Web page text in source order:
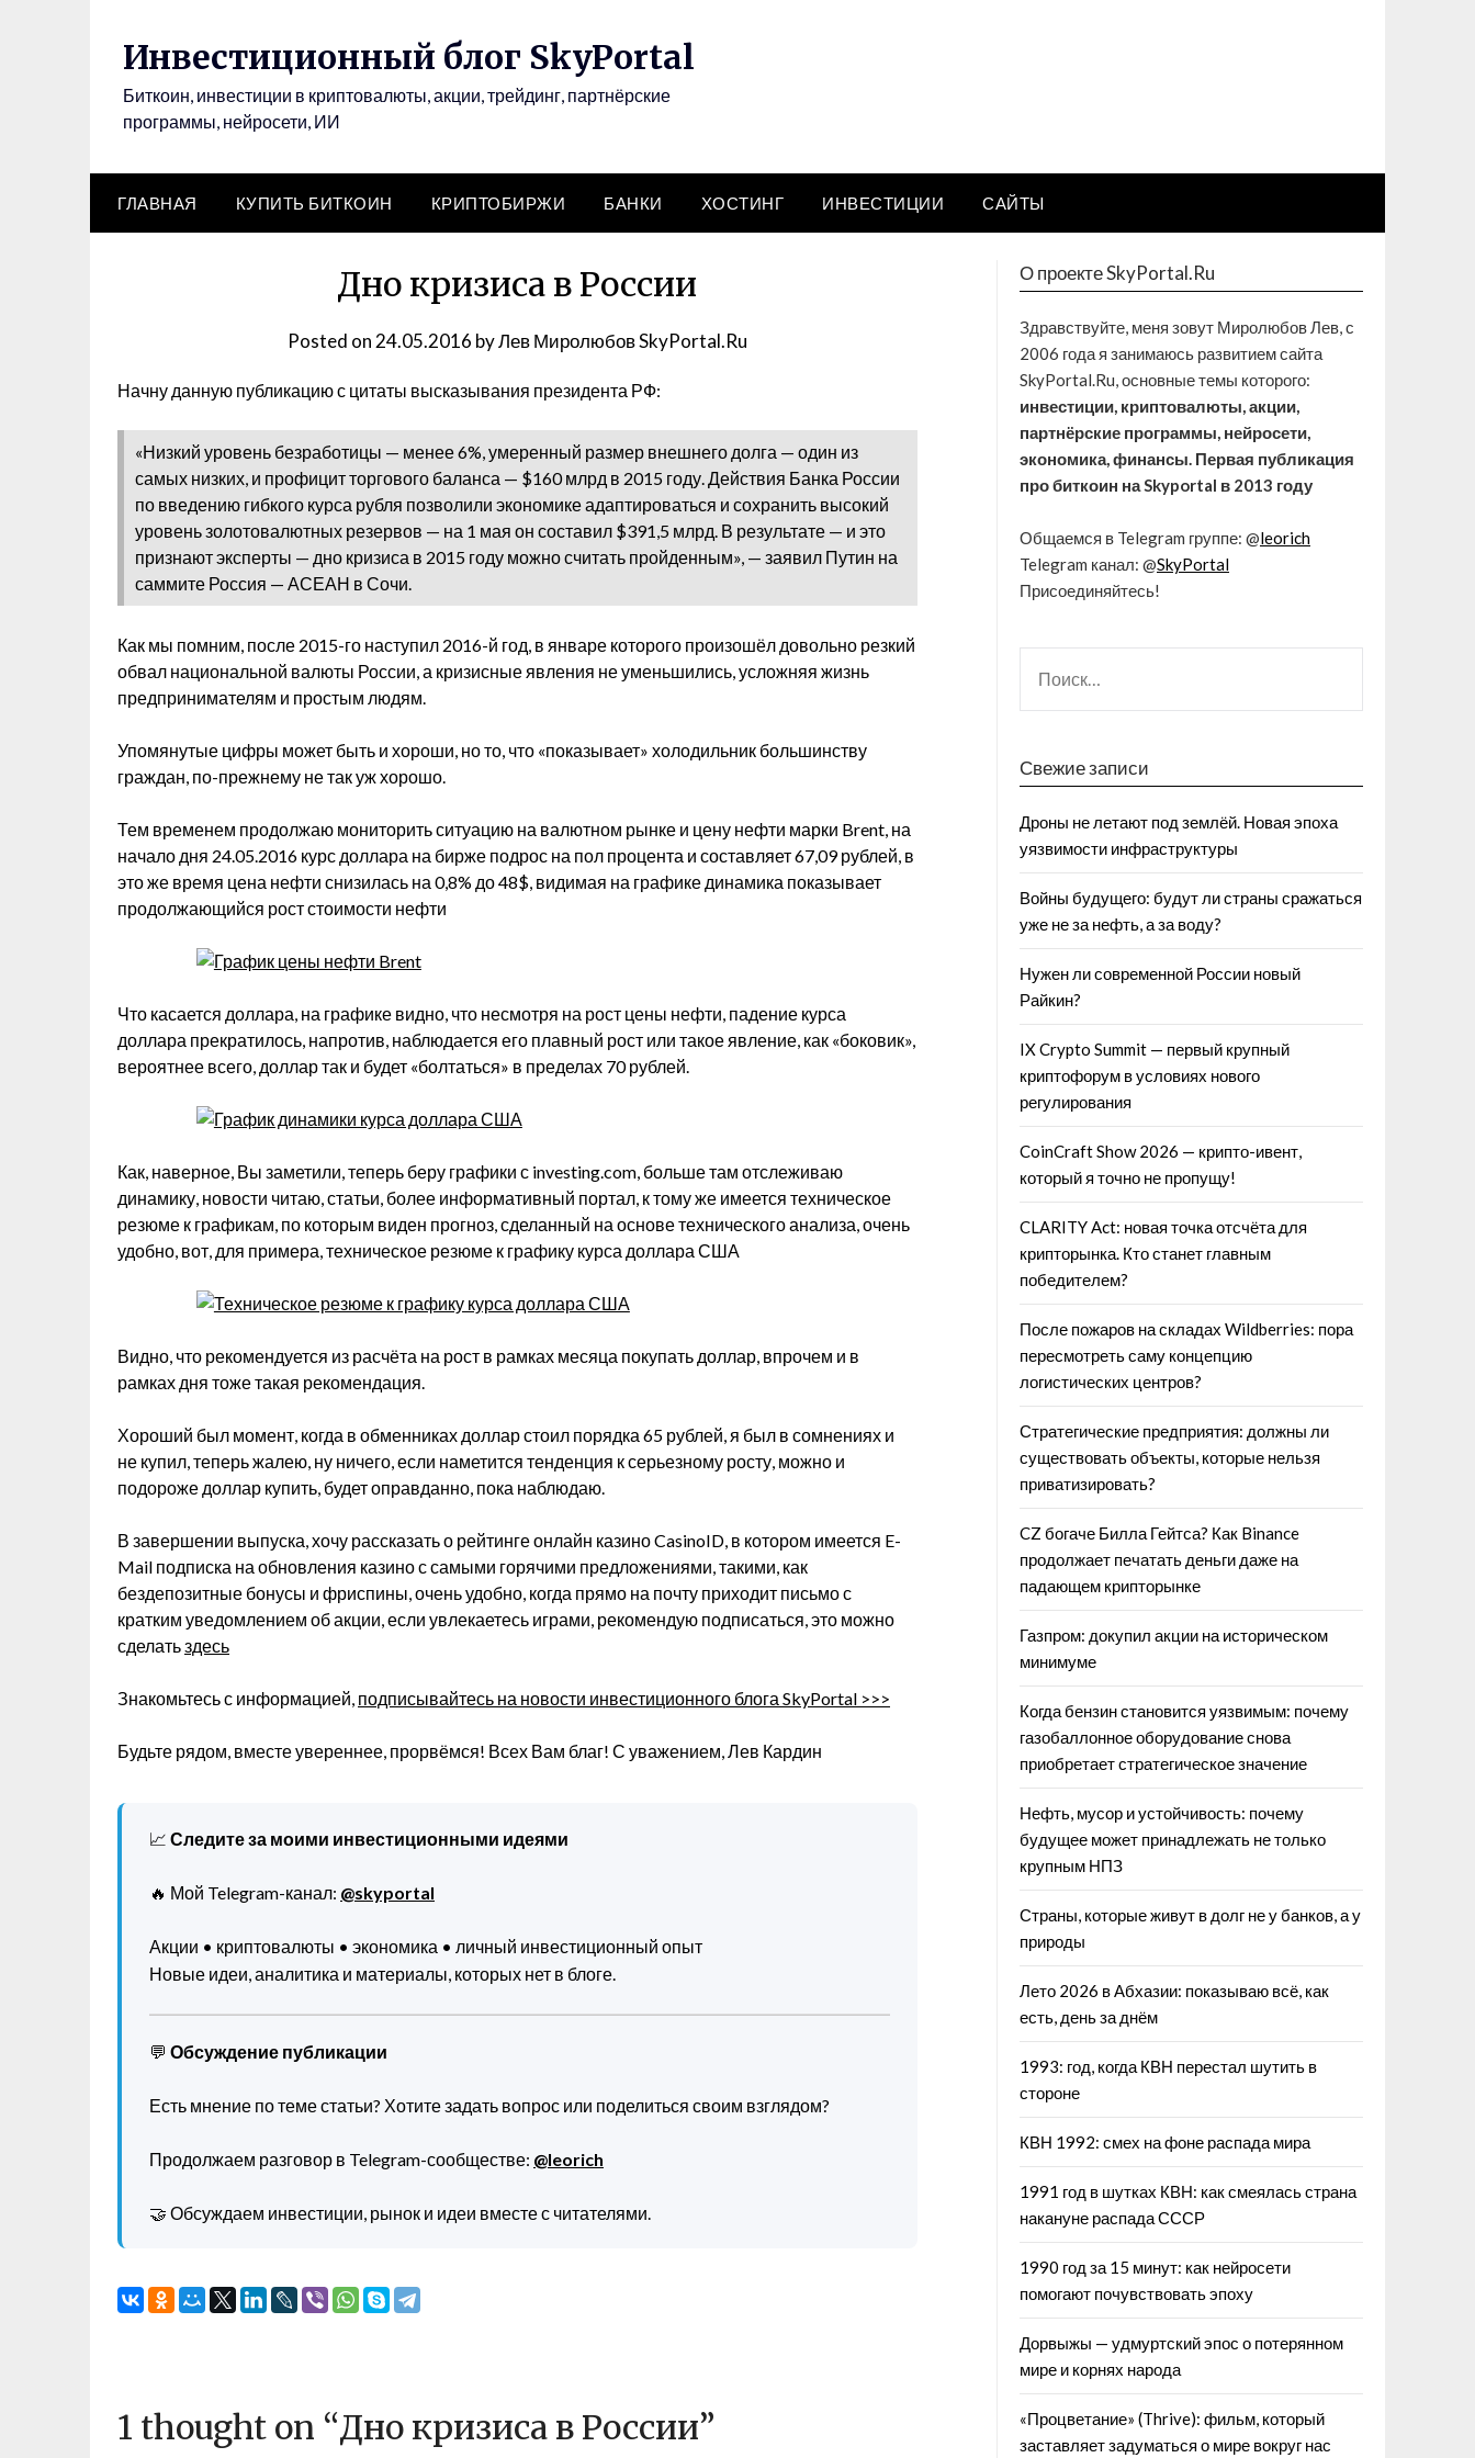
Инвестиционный блог SkyPortal
Биткоин, инвестиции в криптовалюты, акции, трейдинг, партнёрские
программы, нейросети, ИИ
ГЛАВНАЯ КУПИТЬ БИТКОИН КРИПТОБИРЖИ БАНКИ ХОСТИНГ ИНВЕСТИЦИИ САЙТЫ
Дно кризиса в России
Posted on 24.05.2016 byЛев Миролюбов SkyPortal.Ru
Начну данную публикацию с цитаты высказывания президента РФ:
«Низкий уровень безработицы — менее 6%, умеренный размер внешнего долга — один из
самых низких, и профицит торгового баланса — $160 млрд в 2015 году. Действия Банка России
по введению гибкого курса рубля позволили экономике адаптироваться и сохранить высокий
уровень золотовалютных резервов — на 1 мая он составил $391,5 млрд. В результате — и это
признают эксперты — дно кризиса в 2015 году можно считать пройденным», — заявил Путин на
саммите Россия — АСЕАН в Сочи.
Как мы помним, после 2015-го наступил 2016-й год, в январе которого произошёл довольно резкий
обвал национальной валюты России, а кризисные явления не уменьшились, усложняя жизнь
предпринимателям и простым людям.
Упомянутые цифры может быть и хороши, но то, что «показывает» холодильник большинству
граждан, по-прежнему не так уж хорошо.
Тем временем продолжаю мониторить ситуацию на валютном рынке и цену нефти марки Brent, на
начало дня 24.05.2016 курс доллара на бирже подрос на пол процента и составляет 67,09 рублей, в
это же время цена нефти снизилась на 0,8% до 48$, видимая на графике динамика показывает
продолжающийся рост стоимости нефти
Что касается доллара, на графике видно, что несмотря на рост цены нефти, падение курса
доллара прекратилось, напротив, наблюдается его плавный рост или такое явление, как «боковик»,
вероятнее всего, доллар так и будет «болтаться» в пределах 70 рублей.
Как, наверное, Вы заметили, теперь беру графики с investing.com, больше там отслеживаю
динамику, новости читаю, статьи, более информативный портал, к тому же имеется техническое
резюме к графикам, по которым виден прогноз, сделанный на основе технического анализа, очень
удобно, вот, для примера, техническое резюме к графику курса доллара США
Видно, что рекомендуется из расчёта на рост в рамках месяца покупать доллар, впрочем и в
рамках дня тоже такая рекомендация.
Хороший был момент, когда в обменниках доллар стоил порядка 65 рублей, я был в сомнениях и
не купил, теперь жалею, ну ничего, если наметится тенденция к серьезному росту, можно и
подороже доллар купить, будет оправданно, пока наблюдаю.
В завершении выпуска, хочу рассказать о рейтинге онлайн казино CasinoID, в котором имеется E-
Mail подписка на обновления казино с самыми горячими предложениями, такими, как
бездепозитные бонусы и фриспины, очень удобно, когда прямо на почту приходит письмо с
кратким уведомлением об акции, если увлекаетесь играми, рекомендую подписаться, это можно
сделатьздесь
Знакомьтесь с информацией, подписывайтесь на новости инвестиционного блога SkyPortal >>>
Будьте рядом, вместе увереннее, прорвёмся! Всех Вам благ! С уважением, Лев Кардин
📈 Следите за моими инвестиционными идеями
🔥 Мой Telegram-канал: @skyportal
Акции • криптовалюты • экономика • личный инвестиционный опыт
Новые идеи, аналитика и материалы, которых нет в блоге.
💬 Обсуждение публикации
Есть мнение по теме статьи? Хотите задать вопрос или поделиться своим взглядом?
Продолжаем разговор в Telegram-сообществе: @leorich
🤝 Обсуждаем инвестиции, рынок и идеи вместе с читателями.
1 thought on “Дно кризиса в России”
О проекте SkyPortal.Ru
Здравствуйте, меня зовут Миролюбов Лев, с
2006 года я занимаюсь развитием сайта
SkyPortal.Ru, основные темы которого:
инвестиции, криптовалюты, акции,
партнёрские программы, нейросети,
экономика, финансы. Первая публикация
про биткоин на Skyportal в 2013 году
Общаемся в Telegram группе: @leorich
Telegram канал: @SkyPortal
Присоединяйтесь!
Свежие записи
Дроны не летают под землёй. Новая эпоха
уязвимости инфраструктуры
Войны будущего: будут ли страны сражаться
уже не за нефть, а за воду?
Нужен ли современной России новый
Райкин?
IX Crypto Summit — первый крупный
криптофорум в условиях нового
регулирования
CoinCraft Show 2026 — крипто-ивент,
который я точно не пропущу!
CLARITY Act: новая точка отсчёта для
крипторынка. Кто станет главным
победителем?
После пожаров на складах Wildberries: пора
пересмотреть саму концепцию
логистических центров?
Стратегические предприятия: должны ли
существовать объекты, которые нельзя
приватизировать?
CZ богаче Билла Гейтса? Как Binance
продолжает печатать деньги даже на
падающем крипторынке
Газпром: докупил акции на историческом
минимуме
Когда бензин становится уязвимым: почему
газобаллонное оборудование снова
приобретает стратегическое значение
Нефть, мусор и устойчивость: почему
будущее может принадлежать не только
крупным НПЗ
Страны, которые живут в долг не у банков, а у
природы
Лето 2026 в Абхазии: показываю всё, как
есть, день за днём
1993: год, когда КВН перестал шутить в
стороне
КВН 1992: смех на фоне распада мира
1991 год в шутках КВН: как смеялась страна
накануне распада СССР
1990 год за 15 минут: как нейросети
помогают почувствовать эпоху
Дорвыжы — удмуртский эпос о потерянном
мире и корнях народа
«Процветание» (Thrive): фильм, который
заставляет задуматься о мире вокруг нас